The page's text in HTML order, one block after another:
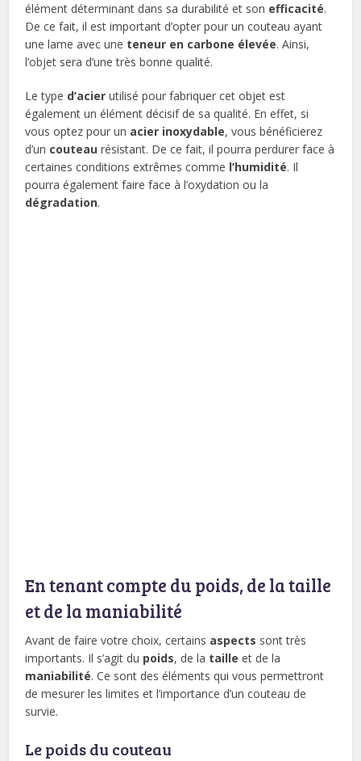
élément déterminant dans sa durabilité et son efficacité.
De ce fait, il est important d’opter pour un couteau ayant
une lame avec une teneur en carbone élevée. Ainsi,
l’objet sera d’une très bonne qualité.
Le type d’acier utilisé pour fabriquer cet objet est
également un élément décisif de sa qualité. En effet, si
vous optez pour un acier inoxydable, vous bénéficierez
d’un couteau résistant. De ce fait, il pourra perdurer face à
certaines conditions extrêmes comme l’humidité. Il
pourra également faire face à l’oxydation ou la
dégradation.
En tenant compte du poids, de la taille
et de la maniabilité
Avant de faire votre choix, certains aspects sont très
importants. Il s’agit du poids, de la taille et de la
maniabilité. Ce sont des éléments qui vous permettront
de mesurer les limites et l’importance d’un couteau de
survie.
Le poids du couteau